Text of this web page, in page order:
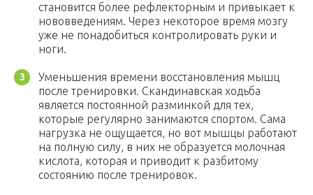
становится более рефлекторным и привыкает к
нововведениям. Через некоторое время мозгу
уже не понадобиться контролировать руки и
ноги.
Уменьшения времени восстановления мышц
после тренировки. Скандинавская ходьба
является постоянной разминкой для тех,
которые регулярно занимаются спортом. Сама
нагрузка не ощущается, но вот мышцы работают
на полную силу, в них не образуется молочная
кислота, которая и приводит к разбитому
состоянию после тренировок.